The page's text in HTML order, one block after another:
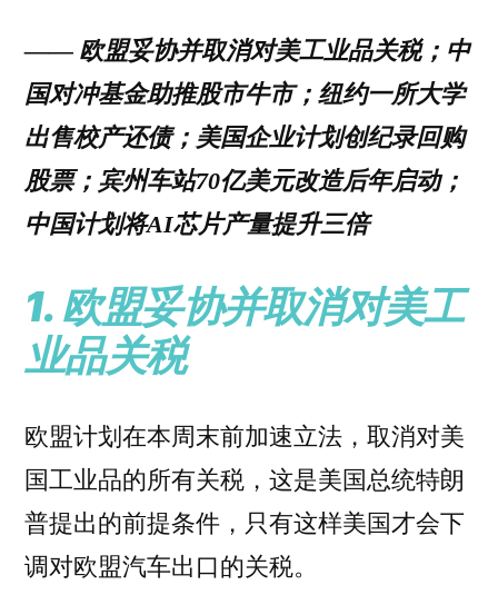
—— 欧盟妥协并取消对美工业品关税；中
国对冲基金助推股市牛市；纽约一所大学
出售校产还债；美国企业计划创纪录回购
股票；宾州车站70亿美元改造后年启动；
中国计划将AI芯片产量提升三倍
1. 欧盟妥协并取消对美工
业品关税
欧盟计划在本周末前加速立法，取消对美
国工业品的所有关税，这是美国总统特朗
普提出的前提条件，只有这样美国才会下
调对欧盟汽车出口的关税。